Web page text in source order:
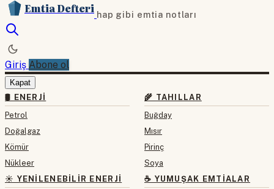
Emtia Defteri hap gibi emtia notları
Giriş Abone ol
Kapat
🛢 ENERJI
Petrol
Doğalgaz
Kömür
Nükleer
☀️ YENILENEBILIR ENERJI
🌾 TAHILLAR
Buğday
Mısır
Pirinç
Soya
☕ YUMUŞAK EMTIALAR